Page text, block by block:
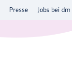
Presse Jobs bei dm